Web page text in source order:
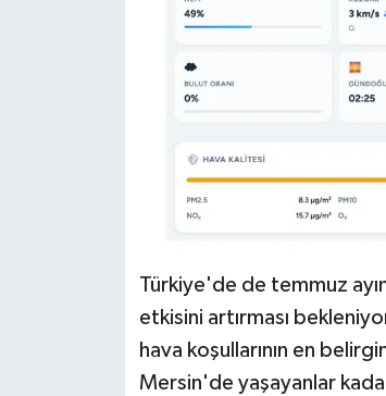
Türkiye'de de temmuz
etkisini artırması
hava koşullarının en
Mersin'de yaşayanlar